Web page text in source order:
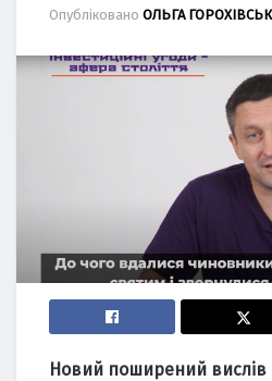
Опубліковано ОЛЬГА
Новий поширений вислів